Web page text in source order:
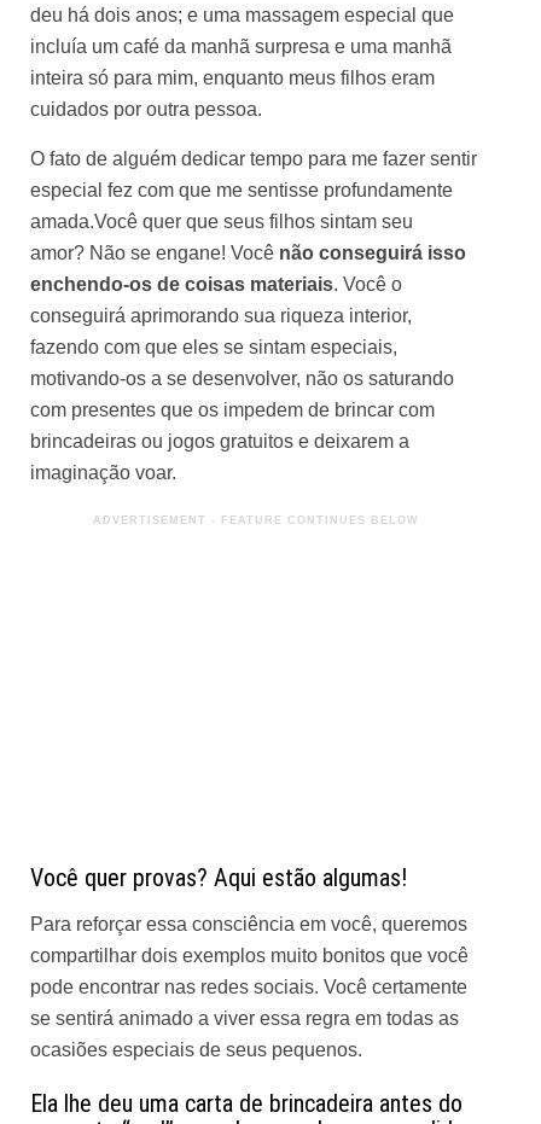
deu há dois anos; e uma massagem especial que
incluía um café da manhã surpresa e uma manhã
inteira só para mim, enquanto meus filhos eram
cuidados por outra pessoa.
O fato de alguém dedicar tempo para me fazer sentir
especial fez com que me sentisse profundamente
amada.Você quer que seus filhos sintam seu
amor? Não se engane! Você não conseguirá isso
enchendo-os de coisas materiais. Você o
conseguirá aprimorando sua riqueza interior,
fazendo com que eles se sintam especiais,
motivando-os a se desenvolver, não os saturando
com presentes que os impedem de brincar com
brincadeiras ou jogos gratuitos e deixarem a
imaginação voar.
Você quer provas? Aqui estão algumas!
Para reforçar essa consciência em você, queremos
compartilhar dois exemplos muito bonitos que você
pode encontrar nas redes sociais. Você certamente
se sentirá animado a viver essa regra em todas as
ocasiões especiais de seus pequenos.
Ela lhe deu uma carta de brincadeira antes do